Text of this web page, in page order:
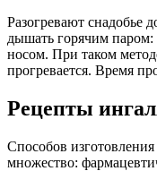
Разогревают снадобье
дышать горячим паром:
носом. При таком
прогревается. Время
Рецепты
Способов
множество: